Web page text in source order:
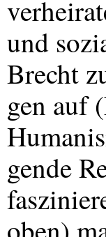
und
Brecht
gen auf
gende